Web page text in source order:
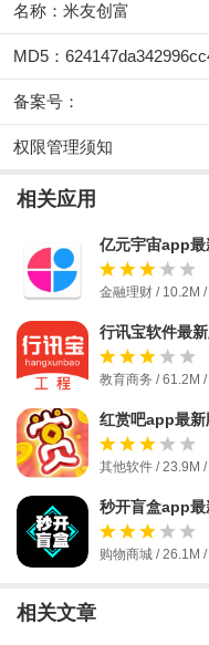
名称：米友创富
MD5：
备案号：
权限管理须知
相关应用
亿元宇宙app最
金融理财 / 10.2M
行讯宝软件最
教育商务 / 61.2M
红赏吧app最新
其他软件 / 23.9M
秒开盲盒app最
购物商城 / 26.1M
相关文章